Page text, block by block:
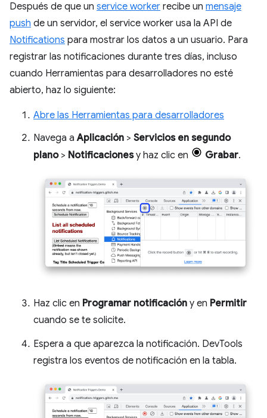
Después de que un service worker recibe un mensaje
push de un servidor, el service worker usa la API de
Notifications para mostrar los datos a un usuario. Para
registrar las notificaciones durante tres días, incluso
cuando Herramientas para desarrolladores no esté
abierto, haz lo siguiente:
Abre las Herramientas para desarrolladores
Navega aAplicación > Servicios en segundo
plano> Notificacionesy haz clic en Grabar.
Haz clic en Programar notificación y en Permitir
cuando se te solicite.
Espera a que aparezca la notificación. DevTools
registra los eventos de notificación en la tabla.